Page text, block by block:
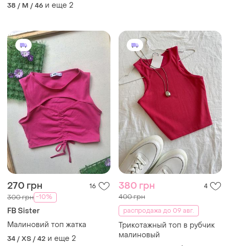
38 / M / 46 и еще 2
270 грн 16
300 грн -10%
FB Sister
Малиновий топ жатка
34 / XS / 42 и еще 2
380 грн 4
400 грн
распродажа до 09 авг.
Трикотажный топ в рубчик
малиновый